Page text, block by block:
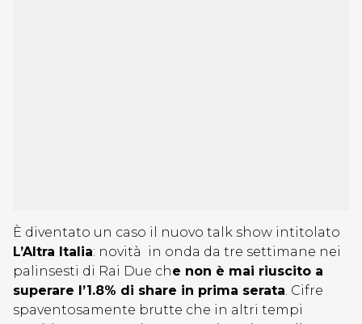
È diventato un caso il nuovo talk show intitolato
L’Altra Italia: novità in onda da tre settimane nei
palinsesti di Rai Due che non è mai riuscito a
superare l’1.8% di share in prima serata. Cifre
spaventosamente brutte che in altri tempi